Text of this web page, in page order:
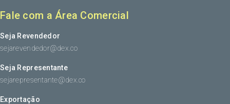
Fale com a Área Comercial
Seja Revendedor
sejarevendedor@dex.co
Seja Representante
sejarepresentante@dex.co
Exportação